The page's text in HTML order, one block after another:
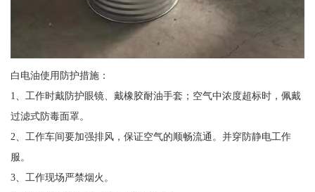
白电油使用防护措施：
1、工作时戴防护眼镜、戴橡胶耐油手套；空气中浓度超标时，佩戴
过滤式防毒面罩。
2、工作车间要加强排风，保证空气的顺畅流通。并穿防静电工作
服。
3、工作现场严禁烟火。